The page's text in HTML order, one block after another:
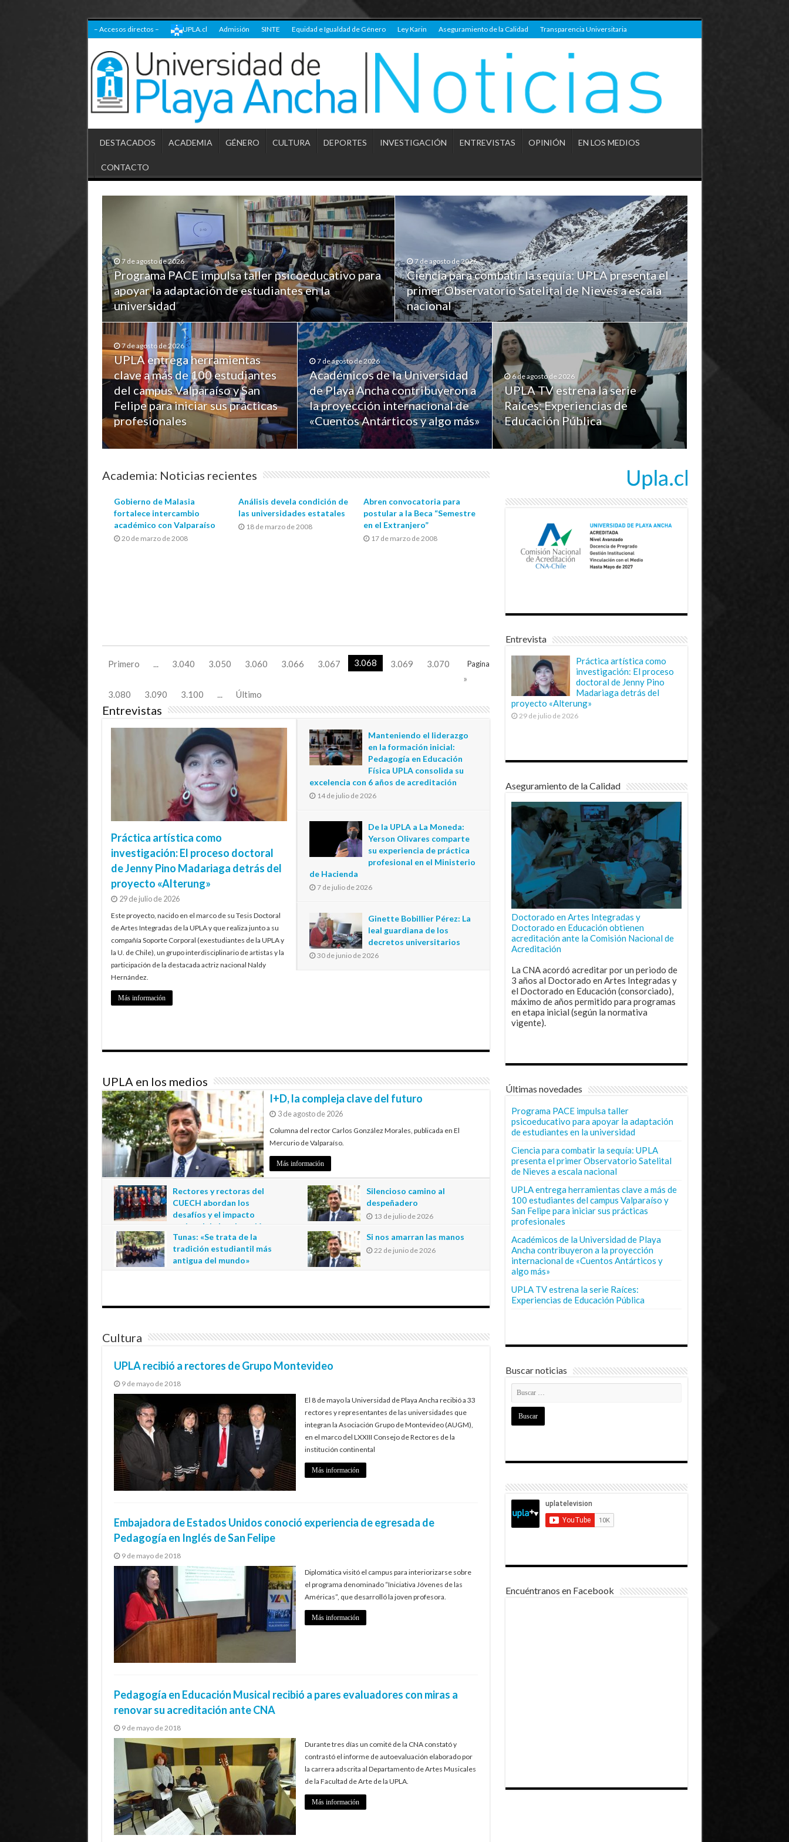
– Accesos directos – UPLA.cl Admisión SINTE Equidad e Igualdad de Género Ley Karin Aseguramiento de la Calidad Transparencia Universitaria
DESTACADOS ACADEMIA GÉNERO CULTURA DEPORTES INVESTIGACIÓN ENTREVISTAS OPINIÓN EN LOS MEDIOS
CONTACTO
7 de agosto de 2026
Programa PACE impulsa taller psicoeducativo para
apoyar la adaptación de estudiantes en la
universidad
7 de agosto de 2026
Ciencia para combatir la sequía: UPLA presenta el
primer Observatorio Satelital de Nieves a escala
nacional
7 de agosto de 2026
UPLA entrega herramientas
clave a más de 100 estudiantes
del campus Valparaíso y San
Felipe para iniciar sus prácticas
profesionales
7 de agosto de 2026
Académicos de la Universidad
de Playa Ancha contribuyeron a
la proyección internacional de
«Cuentos Antárticos y algo más»
6 de agosto de 2026
UPLA TV estrena la serie
Raíces: Experiencias de
Educación Pública
Academia: Noticias recientes
Gobierno de Malasia
fortalece intercambio
académico con Valparaíso
20 de marzo de 2008
Análisis devela condición de
las universidades estatales
18 de marzo de 2008
Abren convocatoria para
postular a la Beca “Semestre
en el Extranjero”
17 de marzo de 2008
Pagina
Primero 3.040 3.050 3.060 3.066 3.067 3.068 3.069
3.070
»
3.080
3.090 3.100 Último
Entrevistas
Práctica artística como
investigación: El proceso doctoral
de Jenny Pino Madariaga detrás del
proyecto «Alterung»
29 de julio de 2026
Este proyecto, nacido en el marco de su Tesis Doctoral
de Artes Integradas de la UPLA y que realiza junto a su
compañía Soporte Corporal (exestudiantes de la UPLA y
la U. de Chile), un grupo interdisciplinario de artistas y la
participación de la destacada actriz nacional Naldy
Hernández.
Más información
Manteniendo el liderazgo
en la formación inicial:
Pedagogía en Educación
Física UPLA consolida su
excelencia con 6 años de acreditación
14 de julio de 2026
De la UPLA a La Moneda:
Yerson Olivares comparte
su experiencia de práctica
profesional en el Ministerio
de Hacienda
7 de julio de 2026
Ginette Bobillier Pérez: La
leal guardiana de los
decretos universitarios
30 de junio de 2026
UPLA en los medios
I+D, la compleja clave del futuro
3 de agosto de 2026
Columna del rector Carlos González Morales, publicada en El
Mercurio de Valparaíso.
Más información
Rectores y rectoras del
CUECH abordan los
desafíos y el impacto
regional de la educación
estatal en Tarapacá
20 de julio de 2026
Silencioso camino al
despeñadero
13 de julio de 2026
Tunas: «Se trata de la
tradición estudiantil más
antigua del mundo»
Si nos amarran las manos
22 de junio de 2026
Cultura
UPLA recibió a rectores de Grupo Montevideo
9 de mayo de 2018
El 8 de mayo la Universidad de Playa Ancha recibió a 33
rectores y representantes de las universidades que
integran la Asociación Grupo de Montevideo (AUGM),
en el marco del LXXIII Consejo de Rectores de la
institución continental
Más información
Embajadora de Estados Unidos conoció experiencia de egresada de
Pedagogía en Inglés de San Felipe
9 de mayo de 2018
Diplomática visitó el campus para interiorizarse sobre
el programa denominado “Iniciativa Jóvenes de las
Américas”, que desarrolló la joven profesora.
Más información
Pedagogía en Educación Musical recibió a pares evaluadores con miras a
renovar su acreditación ante CNA
9 de mayo de 2018
Durante tres días un comité de la CNA constató y
contrastó el informe de autoevaluación elaborado por
la carrera adscrita al Departamento de Artes Musicales
de la Facultad de Arte de la UPLA.
Más información
Entrevista
Práctica artística como
investigación: El proceso
doctoral de Jenny Pino
Madariaga detrás del
proyecto «Alterung»
29 de julio de 2026
Aseguramiento de la Calidad
Doctorado en Artes Integradas y
Doctorado en Educación obtienen
acreditación ante la Comisión Nacional de
Acreditación
La CNA acordó acreditar por un periodo de
3 años al Doctorado en Artes Integradas y
el Doctorado en Educación (consorciado),
máximo de años permitido para programas
en etapa inicial (según la normativa
vigente).
Últimas novedades
Programa PACE impulsa taller
psicoeducativo para apoyar la adaptación
de estudiantes en la universidad
Ciencia para combatir la sequía: UPLA
presenta el primer Observatorio Satelital
de Nieves a escala nacional
UPLA entrega herramientas clave a más de
100 estudiantes del campus Valparaíso y
San Felipe para iniciar sus prácticas
profesionales
Académicos de la Universidad de Playa
Ancha contribuyeron a la proyección
internacional de «Cuentos Antárticos y
algo más»
UPLA TV estrena la serie Raíces:
Experiencias de Educación Pública
Buscar noticias
Encuéntranos en Facebook